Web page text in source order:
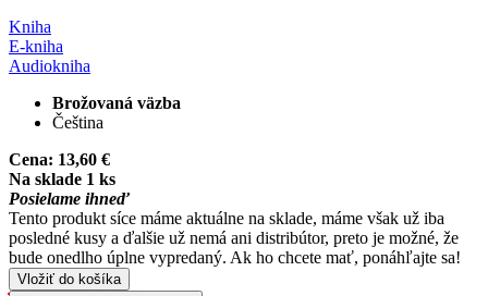
Kniha
E-kniha
Audiokniha
Brožovaná väzba
Čeština
Cena: 13,60 €
Na sklade 1 ks
Posielame ihneď
Tento produkt síce máme aktuálne na sklade, máme však už iba
posledné kusy a ďalšie už nemá ani distribútor, preto je možné, že
bude onedlho úplne vypredaný. Ak ho chcete mať, ponáhľajte sa!
Vložiť do košíka